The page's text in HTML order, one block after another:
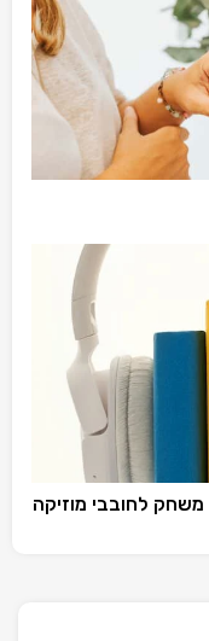
משחק לחובבי מוזיקה